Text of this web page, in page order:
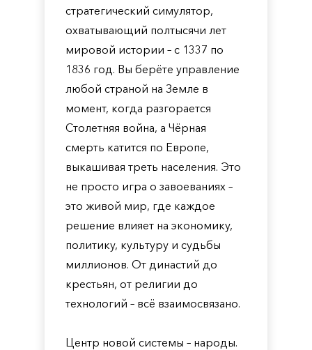
стратегический симулятор,
охватывающий полтысячи лет
мировой истории – с 1337 по
1836 год. Вы берёте управление
любой страной на Земле в
момент, когда разгорается
Столетняя война, а Чёрная
смерть катится по Европе,
выкашивая треть населения. Это
не просто игра о завоеваниях –
это живой мир, где каждое
решение влияет на экономику,
политику, культуру и судьбы
миллионов. От династий до
крестьян, от религии до
технологий – всё взаимосвязано.
Центр новой системы – народы.